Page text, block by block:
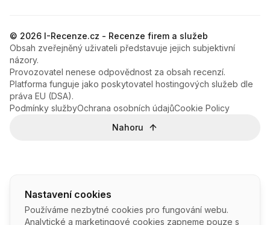
Nastavení cookies
Používáme nezbytné cookies pro fungování webu.
Analytické a marketingové cookies zapneme pouze s
© 2026 I-Recenze.cz - Recenze firem a služeb
Obsah zveřejněný uživateli představuje jejich subjektivní
názory.
Provozovatel nenese odpovědnost za obsah recenzí.
Platforma funguje jako poskytovatel hostingových služeb dle
práva EU (DSA).
Podmínky službyOchrana osobních údajůCookie Policy
Nahoru